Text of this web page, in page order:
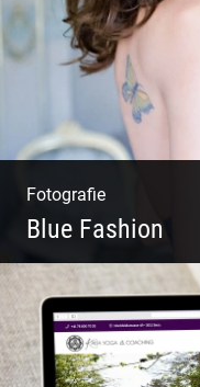
Fotografie
Blue Fashion
Blue Fashion